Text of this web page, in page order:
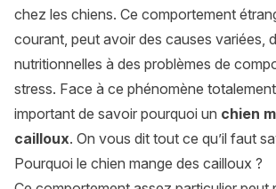
chez les chiens. Ce comportement
courant, peut avoir des causes variées,
nutritionnelles à des problèmes de
stress. Face à ce phénomène
important de savoir pourquoi un chien
cailloux. On vous dit tout ce qu’il faut
Pourquoi le chien mange des cailloux ?